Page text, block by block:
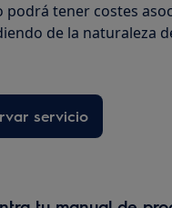
podrá tener costes
de la naturaleza
servicio